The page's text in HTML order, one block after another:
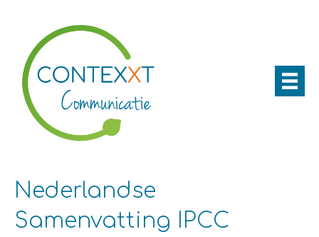
Nederlandse
Samenvatting IPCC